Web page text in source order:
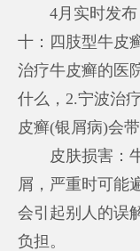
4月实时发布
十：四肢型牛皮
治疗牛皮癣的医
什么，2.宁波治
皮癣(银屑病)会
皮肤损害：牛
屑，严重时可能
会引起别人的误
负担。